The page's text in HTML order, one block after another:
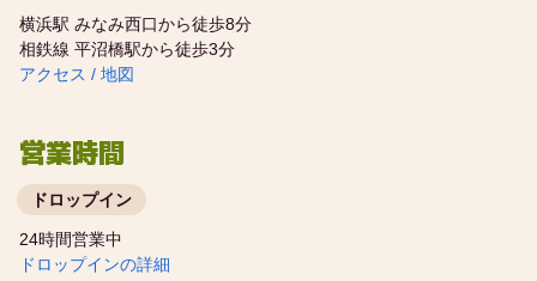
横浜駅 みなみ西口から徒歩8分
相鉄線 平沼橋駅から徒歩3分
アクセス / 地図
営業時間
ドロップイン
24時間営業中
ドロップインの詳細